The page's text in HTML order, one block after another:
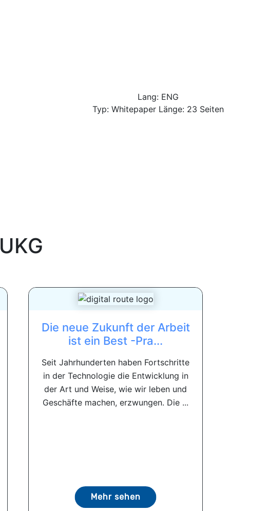
Lang: ENG
Typ: Whitepaper Länge: 23 Seiten
UKG
Die neue Zukunft der Arbeit
ist ein Best -Pra...
Seit Jahrhunderten haben Fortschritte
in der Technologie die Entwicklung in
der Art und Weise, wie wir leben und
Geschäfte machen, erzwungen. Die ...
Mehr sehen